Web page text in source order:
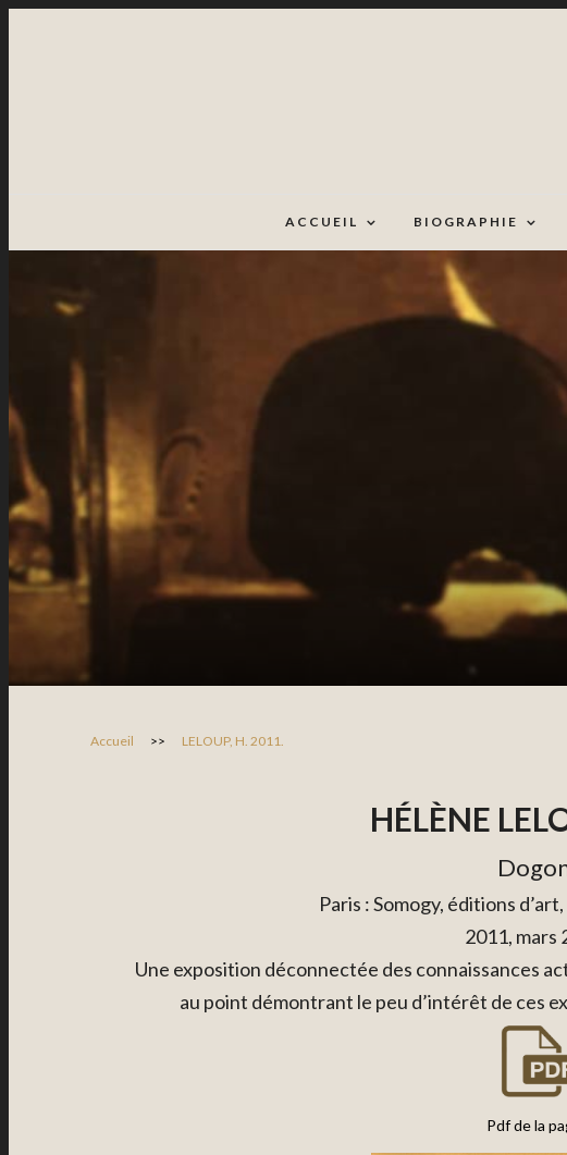
ACCUEIL BIOGRAPHIE
Accueil >> LELOUP, H. 2011.
HÉLÈNE
Paris : Somogy, éditions
2011, mars
Une exposition déconnectée des connaissances
au point démontrant le peu d’intérêt de ces
Pdf de la